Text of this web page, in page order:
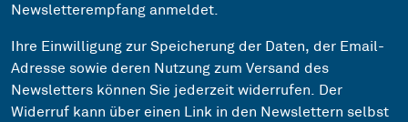
Newsletterempfang anmeldet.
Ihre Einwilligung zur Speicherung der Daten, der Email-
Adresse sowie deren Nutzung zum Versand des
Newsletters können Sie jederzeit widerrufen. Der
Widerruf kann über einen Link in den Newslettern selbst